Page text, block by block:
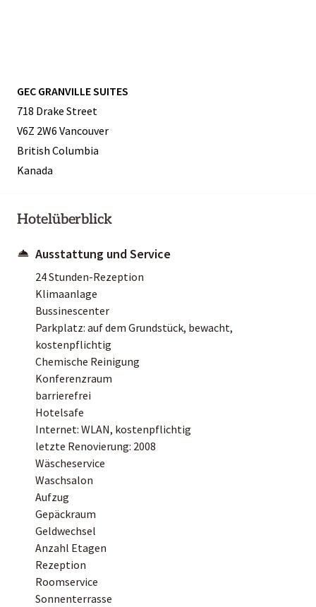
GEC GRANVILLE SUITES
718 Drake Street
V6Z 2W6 Vancouver
British Columbia
Kanada
Hotelüberblick
Ausstattung und Service
24 Stunden-Rezeption
Klimaanlage
Bussinescenter
Parkplatz: auf dem Grundstück, bewacht,
kostenpflichtig
Chemische Reinigung
Konferenzraum
barrierefrei
Hotelsafe
Internet: WLAN, kostenpflichtig
letzte Renovierung: 2008
Wäscheservice
Waschsalon
Aufzug
Gepäckraum
Geldwechsel
Anzahl Etagen
Rezeption
Roomservice
Sonnenterrasse